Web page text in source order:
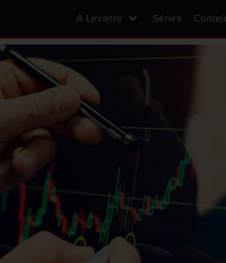
A Levante Séries